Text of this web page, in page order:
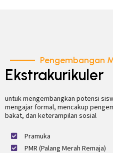
Pengembangan
Ekstrakurikuler
untuk mengembangkan potensi
mengajar formal, mencakup
bakat, dan keterampilan sosial
Pramuka
PMR (Palang Merah Remaja)